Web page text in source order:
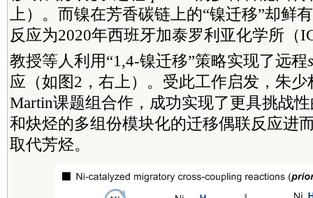
上）。而镍在芳香碳链上的“镍迁移”却鲜
反应为2020年西班牙加泰罗利亚化学所（
教授等人利用“1,4-镍迁移”策略实现了远程
应（如图2，右上）。受此工作启发，朱少
Martin课题组合作，成功实现了更具挑战
和炔烃的多组份模块化的迁移偶联反应进
取代芳烃。